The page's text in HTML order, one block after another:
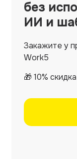
без
ИИ и
Закажите у
Work5
🎁 10%